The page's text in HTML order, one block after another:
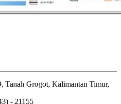
Tanah Grogot, Kalimantan Timur,
- 21155